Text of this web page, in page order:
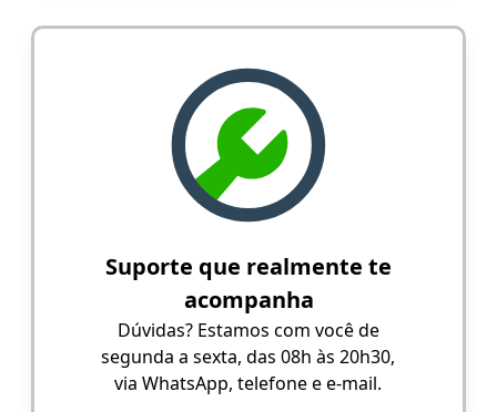
Suporte que realmente te
acompanha
Dúvidas? Estamos com você de
segunda a sexta, das 08h às 20h30,
via WhatsApp, telefone e e-mail.